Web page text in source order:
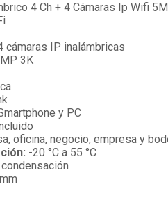
4 Ch + 4 Cámaras Ip Wifi
cámaras IP inalámbricas
3K
y PC
oficina, negocio, empresa y
-20 °C a 55 °C